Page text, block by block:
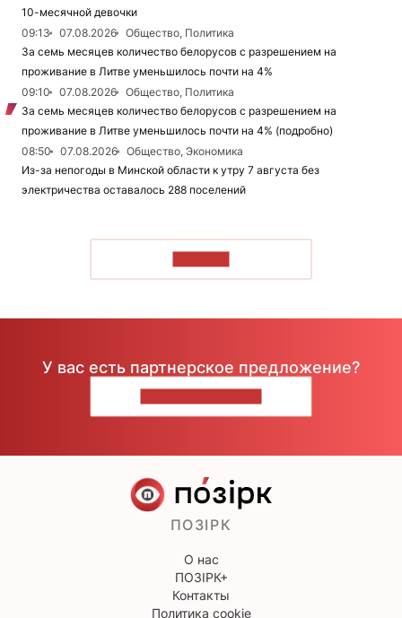
10-месячной девочки
09:13
07.08.2026
Общество, Политика
За семь месяцев количество белорусов с разрешением на
проживание в Литве уменьшилось почти на 4%
09:10
07.08.2026
Общество, Политика
За семь месяцев количество белорусов с разрешением на
проживание в Литве уменьшилось почти на 4% (подробно)
08:50
07.08.2026
Общество, Экономика
Из-за непогоды в Минской области к утру 7 августа без
электричества оставалось 288 поселений
У вас есть партнерское предложение?
ПОЗІРК
О нас
ПОЗІРК+
Контакты
Политика cookie